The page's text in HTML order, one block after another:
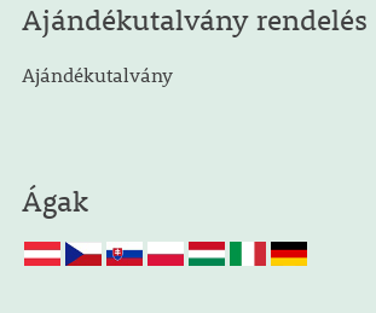
Ajándékutalvány rendelés
Ajándékutalvány
Ágak